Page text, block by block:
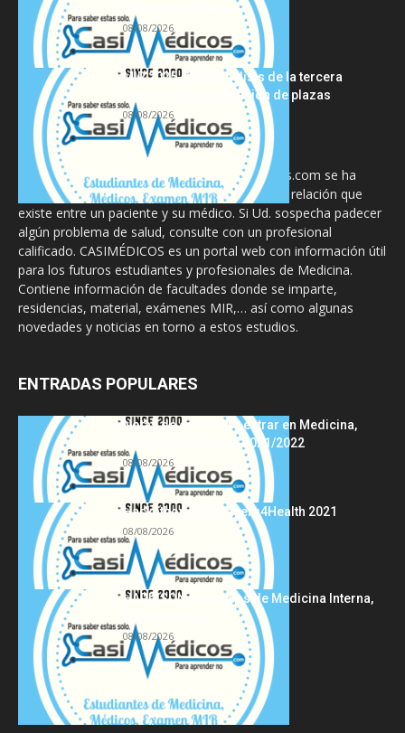
de plazas y claves...
08/08/2026
MIR 2025-2026: análisis de la tercera
semana de adjudicación de plazas
08/08/2026
La información proporcionada en CasiMedicos.com se ha
diseñado para complementar, no substituir, la relación que
existe entre un paciente y su médico. Si Ud. sospecha padecer
algún problema de salud, consulte con un profesional
calificado. CASIMÉDICOS es un portal web con información útil
para los futuros estudiantes y profesionales de Medicina.
Contiene información de facultades donde se imparte,
residencias, material, exámenes MIR,… así como algunas
novedades y noticias en torno a estos estudios.
ENTRADAS POPULARES
Notas de corte para entrar en Medicina,
curso 2022/2023 vs 2021/2022
08/08/2026
Hackathon Innomakers4Health 2021
08/08/2026
HARRISON Principios de Medicina Interna,
08/08/2026
Acerca de